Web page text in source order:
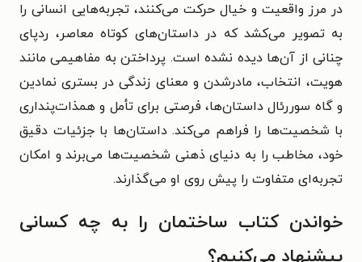
در مرز واقعیت و خیال حرکت می‌کنند، تجربه‌هایی انسانی را
به تصویر می‌کشد که در داستان‌های کوتاه معاصر، ردپای
چنانی از آن‌ها دیده نشده است. پرداختن به مفاهیمی مانند
هویت، انتخاب، مادرشدن و معنای زندگی در بستری نمادین
و گاه سوررئال داستان‌ها، فرصتی برای تأمل و همذات‌پنداری
با شخصیت‌ها را فراهم می‌کند. داستان‌ها با جزئیات دقیق
خود، مخاطب را به دنیای ذهنی شخصیت‌ها می‌برند و امکان
تجربه‌‌ای متفاوت را پیش روی او می‌گذارند.
خواندن کتاب ساختمان را به چه کسانی
پیشنهاد می‌کنیم؟